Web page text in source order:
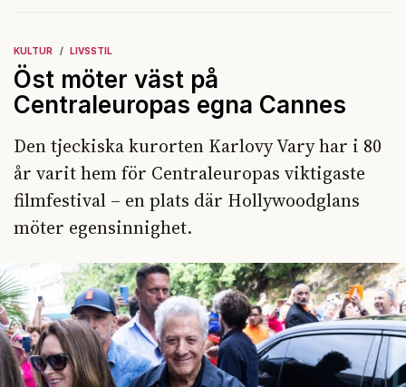
KULTUR LIVSSTIL
Öst möter väst på
Centraleuropas egna Cannes
Den tjeckiska kurorten Karlovy Vary har i 80
år varit hem för Centraleuropas viktigaste
filmfestival – en plats där Hollywoodglans
möter egensinnighet.